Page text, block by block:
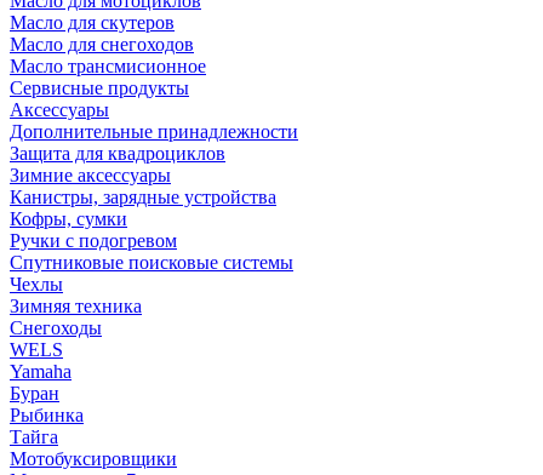
Масло для скутеров
Масло для снегоходов
Масло трансмисионное
Сервисные продукты
Аксессуары
Дополнительные принадлежности
Защита для квадроциклов
Зимние аксессуары
Канистры, зарядные устройства
Кофры, сумки
Ручки с подогревом
Спутниковые поисковые системы
Чехлы
Зимняя техника
Снегоходы
WELS
Yamaha
Буран
Рыбинка
Тайга
Мотобуксировщики